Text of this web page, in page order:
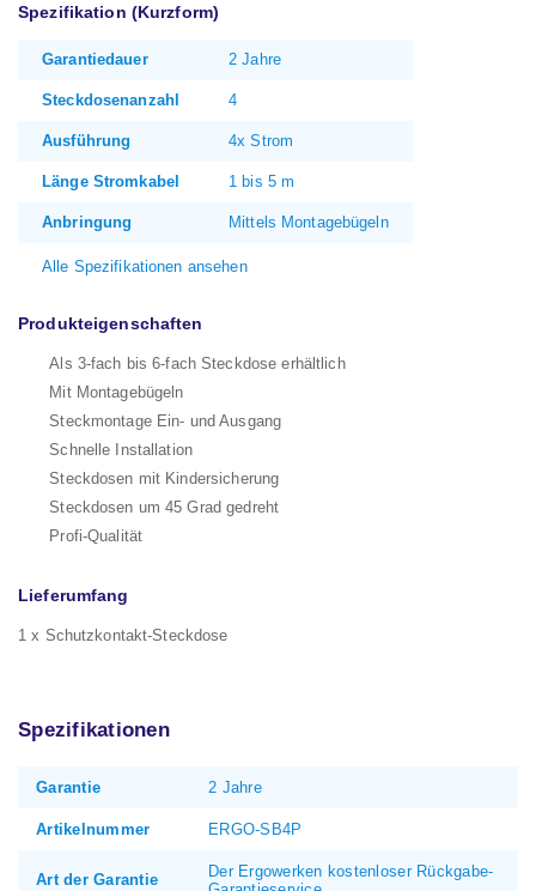
Spezifikation (Kurzform)
Garantiedauer 2 Jahre
Steckdosenanzahl 4
Ausführung 4x Strom
Länge Stromkabel 1 bis 5 m
Anbringung Mittels Montagebügeln
Alle Spezifikationen ansehen
Produkteigenschaften
Als 3-fach bis 6-fach Steckdose erhältlich
Mit Montagebügeln
Steckmontage Ein- und Ausgang
Schnelle Installation
Steckdosen mit Kindersicherung
Steckdosen um 45 Grad gedreht
Profi-Qualität
Lieferumfang
1 x Schutzkontakt-Steckdose
Spezifikationen
Garantie 2 Jahre
Artikelnummer ERGO-SB4P
Art der Garantie
Der Ergowerken kostenloser Rückgabe-